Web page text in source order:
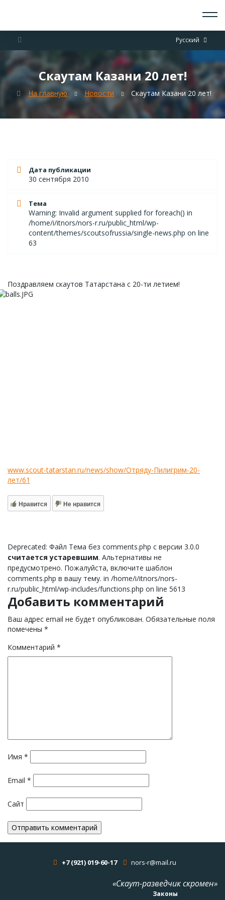
Русский
О СКАУТАХ
ПРИСОЕДИНИТЬСЯ
НОВОСТИ
СОБЫТИЯ
ДОКУМЕНТЫ
Скаутам Казани 20 лет!
На главную Новости Скаутам Казани 20 лет!
Дата публикации
30 сентября 2010
Тема
Warning: Invalid argument supplied for foreach() in
/home/i/itnors/nors-r.ru/public_html/wp-
content/themes/scoutsofrussia/single-news.php on line
63
Поздравляем скаутов Татарстана с 20-ти летием!
www.scout-tatarstan.ru/news/show/Отряду-Пилигрим-20-
лет/61
Нравится Не нравится
Deprecated: Файл Тема без comments.php с версии 3.0.0
считается устаревшим. Альтернативы не
предусмотрено. Пожалуйста, включите шаблон
comments.php в вашу тему. in /home/i/itnors/nors-
r.ru/public_html/wp-includes/functions.php on line 5613
Добавить комментарий
Ваш адрес email не будет опубликован. Обязательные поля
помечены *
Комментарий *
Имя *
Email *
Сайт
+7 (921) 019-60-17 nors-r@mail.ru
«Скаут-разведчик скромен»
Законы